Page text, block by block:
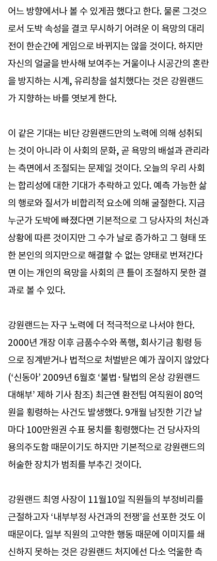
어느 방향에서나 볼 수 있게끔 했다고 한다. 물론 그것으
로서 도박 속성을 결코 무시하기 어려운 이 욕망의 대리
전이 한순간에 게임으로 바뀌지는 않을 것이다. 하지만
자신의 얼굴을 반사해 보여주는 거울이나 시공간의 혼란
을 방지하는 시계, 유리창을 설치했다는 것은 강원랜드
가 지향하는 바를 엿보게 한다.
이 같은 기대는 비단 강원랜드만의 노력에 의해 성취되
는 것이 아니라 이 사회의 문화, 곧 욕망의 배설과 관리라
는 측면에서 조절되는 문제일 것이다. 오늘의 우리 사회
는 합리성에 대한 기대가 추락하고 있다. 예측 가능한 삶
의 행로와 질서가 비합리적 요소에 의해 굴절한다. 지금
누군가 도박에 빠졌다면 기본적으로 그 당사자의 처신과
상황에 따른 것이지만 그 수가 날로 증가하고 그 형태 또
한 본인의 의지만으로 해결할 수 없는 양태로 번져간다
면 이는 개인의 욕망을 사회의 큰 틀이 조절하지 못한 결
과로 볼 수 있다.
강원랜드는 자구 노력에 더 적극적으로 나서야 한다.
2000년 개장 이후 금품수수와 폭행, 회사기금 횡령 등
으로 징계받거나 법적으로 처벌받은 예가 끊이지 않았다
(‘신동아’ 2009년 6월호 ‘불법·탈법의 온상 강원랜드
대해부’ 제하 기사 참조) 최근엔 환전팀 여직원이 80억
원을 횡령하는 사건도 발생했다. 9개월 남짓한 기간 날
마다 100만원권 수표 뭉치를 횡령했다는 건 당사자의
용의주도함 때문이기도 하지만 기본적으로 강원랜드의
허술한 장치가 범죄를 부추긴 것이다.
강원랜드 최영 사장이 11월10일 직원들의 부정비리를
근절하고자 ‘내부부정 사건과의 전쟁’을 선포한 것도 이
때문이다. 일부 직원의 고약한 행동 때문에 이미지를 쇄
신하지 못하는 것은 강원랜드 처지에선 다소 억울한 측